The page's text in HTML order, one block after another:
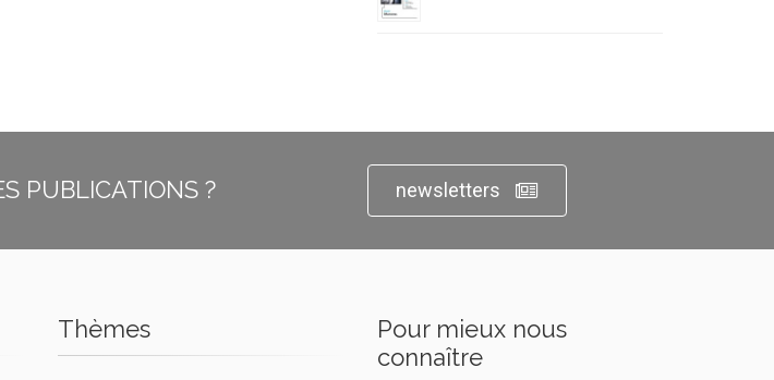
PUBLICATIONS ? newsletters
Thèmes
Pour mieux nous
connaître